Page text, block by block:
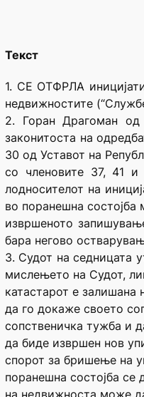
Текст
1. СЕ ОТФРЛА
недвижностите
2. Горан Драгоман од
законитоста на
30 од Уставот на
со членовите 37, 41
лодносителот на
во поранешна
извршеното
бара негово
3. Судот на седницата
мислењето на Судот,
катастарот е
да го докаже своето
сопственичка тужба и
да биде извршен нов
спорот за бришење на
поранешна состојба се